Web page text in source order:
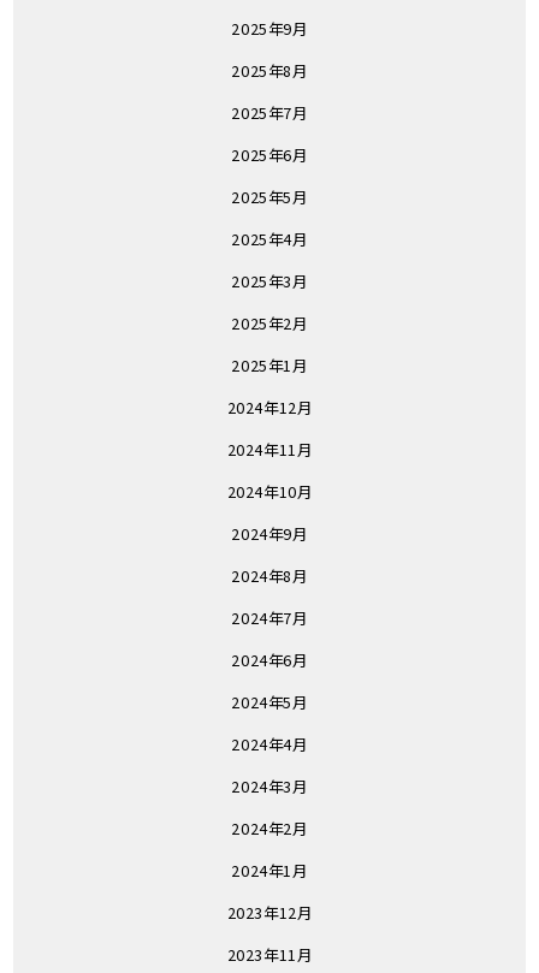
2025年9月
2025年8月
2025年7月
2025年6月
2025年5月
2025年4月
2025年3月
2025年2月
2025年1月
2024年12月
2024年11月
2024年10月
2024年9月
2024年8月
2024年7月
2024年6月
2024年5月
2024年4月
2024年3月
2024年2月
2024年1月
2023年12月
2023年11月